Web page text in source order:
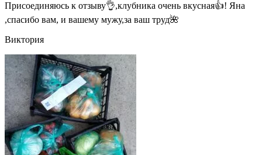
Присоединяюсь к отзыву👌,клубника очень вкусная👍! Яна
,спасибо вам, и вашему мужу,за ваш труд🌺
Виктория